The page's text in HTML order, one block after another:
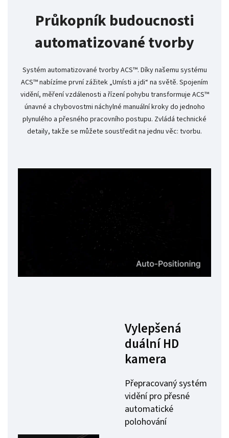
Průkopník budoucnosti
automatizované tvorby
Systém automatizované tvorby ACS™. Díky našemu systému
ACS™ nabízíme první zážitek „Umísti a jdi“ na světě. Spojením
vidění, měření vzdálenosti a řízení pohybu transformuje ACS™
únavné a chybovostmi náchylné manuální kroky do jednoho
plynulého a přesného pracovního postupu. Zvládá technické
detaily, takže se můžete soustředit na jednu věc: tvorbu.
Vylepšená
duální HD
kamera
Přepracovaný systém
vidění pro přesné
automatické
polohování